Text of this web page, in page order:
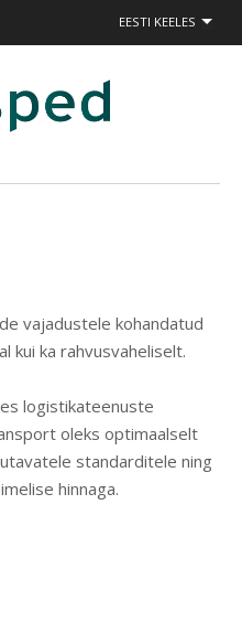
EESTI KEELES
vajadustele kohandatud
kui ka rahvusvaheliselt.
logistikateenuste
oleks optimaalselt
standarditele ning
hinnaga.